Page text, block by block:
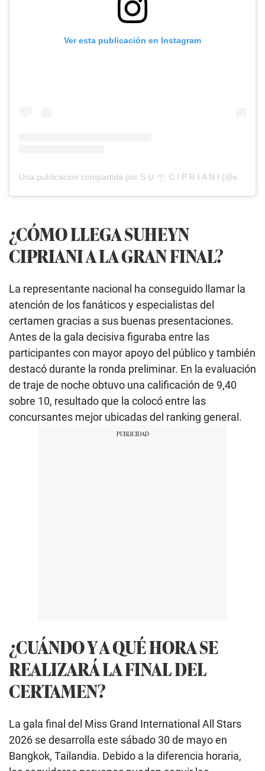
Ver esta publicación en Instagram
Una publicación compartida por S U 𓂀 C I P R I A N I (@suheyncipriani)
¿CÓMO LLEGA SUHEYN
CIPRIANI A LA GRAN FINAL?
La representante nacional ha conseguido llamar la
atención de los fanáticos y especialistas del
certamen gracias a sus buenas presentaciones.
Antes de la gala decisiva figuraba entre las
participantes con mayor apoyo del público y también
destacó durante la ronda preliminar. En la evaluación
de traje de noche obtuvo una calificación de 9,40
sobre 10, resultado que la colocó entre las
concursantes mejor ubicadas del ranking general.
¿CUÁNDO Y A QUÉ HORA SE
REALIZARÁ LA FINAL DEL
CERTAMEN?
La gala final del Miss Grand International All Stars
2026 se desarrolla este sábado 30 de mayo en
Bangkok, Tailandia. Debido a la diferencia horaria,